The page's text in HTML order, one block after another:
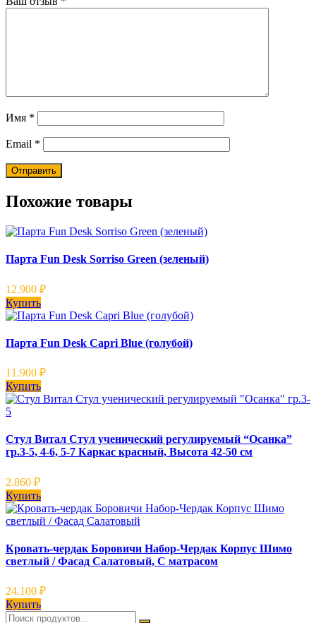
Имя *
Email *
Похожие товары
Парта Fun Desk Sorriso Green (зеленый)
12.900 ₽
Купить
Парта Fun Desk Capri Blue (голубой)
11.900 ₽
Купить
Стул Витал Стул ученический регулируемый “Осанка”
гр.3-5, 4-6, 5-7 Каркас красный, Высота 42-50 см
2.860 ₽
Купить
Кровать-чердак Боровичи Набор-Чердак Корпус Шимо
светлый / Фасад Салатовый, С матрасом
24.100 ₽
Купить